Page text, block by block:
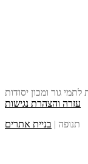
לתמי גור ומכון יסודות
עזרה והצהרת נגישות
תנופה | בניית אתרים